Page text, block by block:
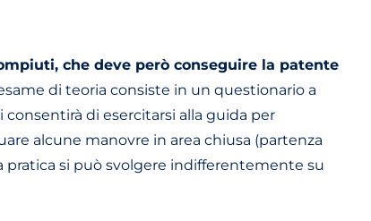
che deve però conseguire la patente
di teoria consiste in un questionario a
di esercitarsi alla guida per
alcune manovre in area chiusa (partenza
pratica si può svolgere indifferentemente su